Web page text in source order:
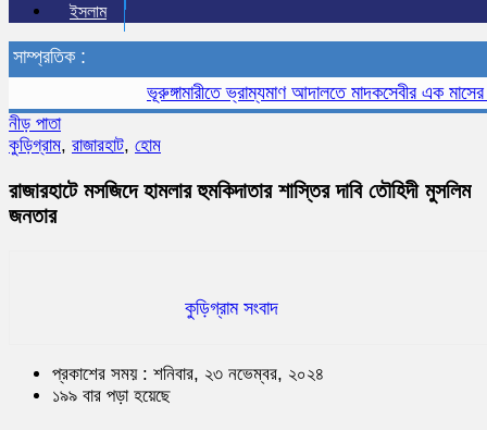
ইসলাম
সাম্প্রতিক :
ভূরুঙ্গামারীতে ভ্রাম্যমাণ আদালতে মাদকসেবীর এক মাসের
নীড় পাতা
কুড়িগ্রাম, রাজারহাট, হোম
রাজারহাটে মসজিদে হামলার হুমকিদাতার শাস্তির দাবি তৌহিদী মুসলিম
জনতার
কুড়িগ্রাম সংবাদ
প্রকাশের সময় : শনিবার, ২৩ নভেম্বর, ২০২৪
১৯৯ বার পড়া হয়েছে